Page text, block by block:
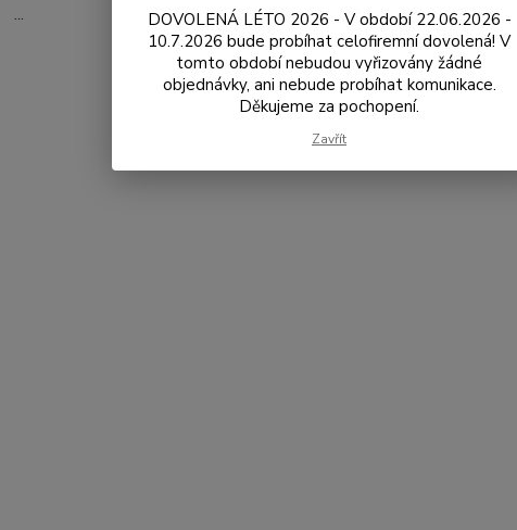
...
DOVOLENÁ LÉTO 2026 - V období 22.06.2026 -
10.7.2026 bude probíhat celofiremní dovolená! V
tomto období nebudou vyřizovány žádné
objednávky, ani nebude probíhat komunikace.
Děkujeme za pochopení.
Zavřít